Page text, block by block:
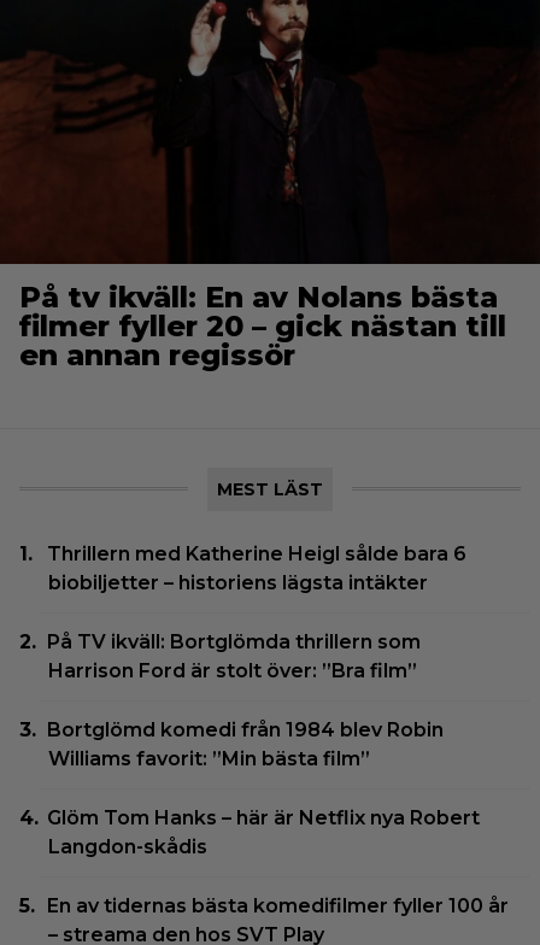
På tv ikväll: En av Nolans bästa
filmer fyller 20 – gick nästan till
en annan regissör
MEST LÄST
Thrillern med Katherine Heigl sålde bara 6
biobiljetter – historiens lägsta intäkter
På TV ikväll: Bortglömda thrillern som
Harrison Ford är stolt över: ”Bra film”
Bortglömd komedi från 1984 blev Robin
Williams favorit: ”Min bästa film”
Glöm Tom Hanks – här är Netflix nya Robert
Langdon-skådis
En av tidernas bästa komedifilmer fyller 100 år
– streama den hos SVT Play